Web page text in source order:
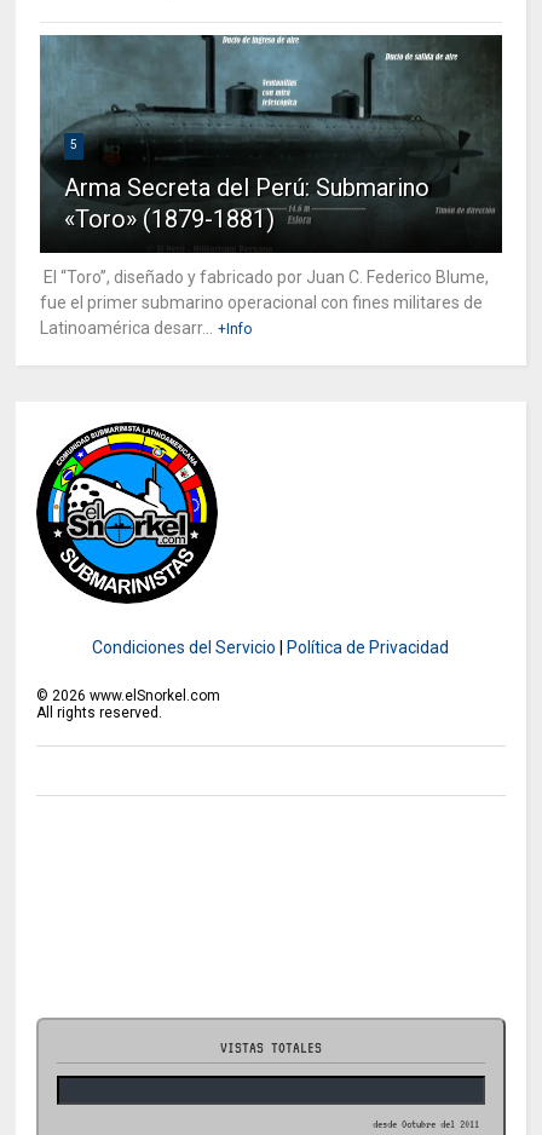
5
Arma Secreta del Perú: Submarino
«Toro» (1879-1881)
El “Toro”, diseñado y fabricado por Juan C. Federico Blume,
fue el primer submarino operacional con fines militares de
Latinoamérica desarr...
+Info
Condiciones del Servicio Política de Privacidad
© 2026 www.elSnorkel.com
All rights reserved.
VISTAS TOTALES
desde Octubre del 2011